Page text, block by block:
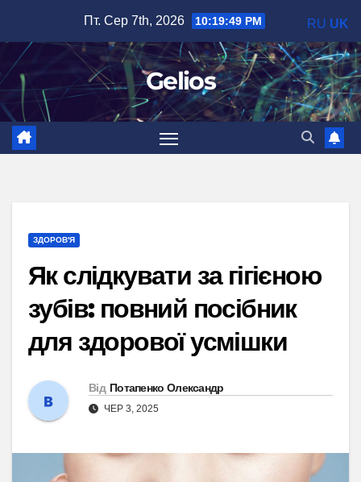
вмісту
Пт. Сер 7th, 2026 10:19:51 PM
Gelios
ЗДОРОВ'Я
Як слідкувати за гігієною
зубів: повний посібник
для здорової усмішки
Від Потапенко Олександр
ЧЕР 3, 2025
RU UK